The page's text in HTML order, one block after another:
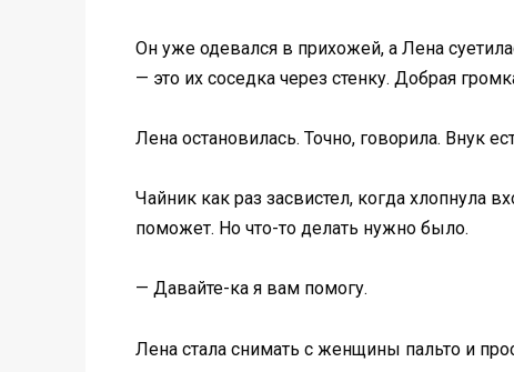
Он уже одевался в прихожей, а Лена
— это их соседка через стенку. Добрая
Лена остановилась. Точно, говорила. Внук
Чайник как раз засвистел, когда хлопнула
поможет. Но что-то делать нужно было.
— Давайте-ка я вам помогу.
Лена стала снимать с женщины пальто и